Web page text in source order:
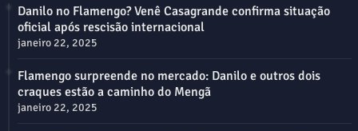
Danilo no Flamengo? Venê Casagrande confirma situação
oficial após rescisão internacional
janeiro 22, 2025
Flamengo surpreende no mercado: Danilo e outros dois
craques estão a caminho do Mengã
janeiro 22, 2025